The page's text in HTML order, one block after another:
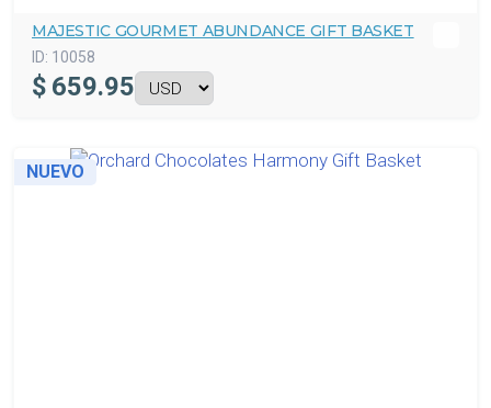
MAJESTIC GOURMET ABUNDANCE GIFT BASKET
ID: 10058
$ 659.95
NUEVO